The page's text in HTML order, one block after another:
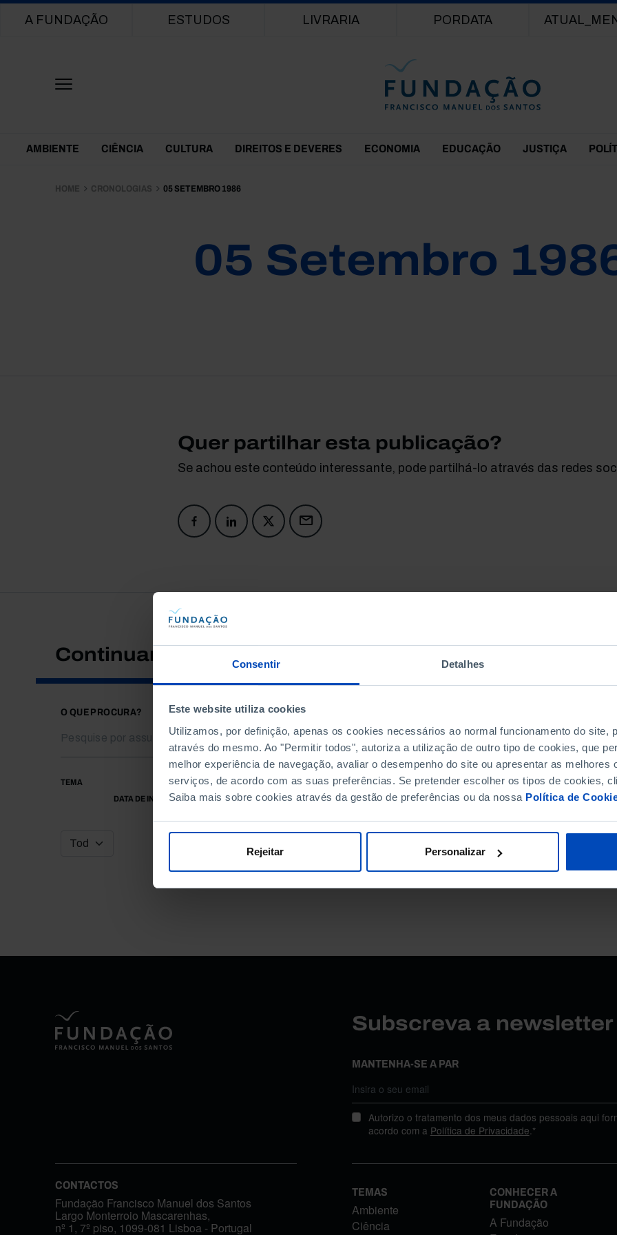
Consentir Detalhes
Este website utiliza cookies
Utilizamos, por definição, apenas os cookies necessários ao normal funcionamento do site,
através do mesmo. Ao "Permitir todos", autoriza a utilização de outro tipo de cookies, que
melhor experiência de navegação, avaliar o desempenho do site ou apresentar as melhores
serviços, de acordo com as suas preferências. Se pretender escolher os tipos de cookies,
Saiba mais sobre cookies através da gestão de preferências ou da nossa Política de
Rejeitar Personalizar
Main navigation
A FUNDAÇÃO ESTUDOS LIVRARIA PORDATA
Themes Menu
AMBIENTE CIÊNCIA CULTURA DIREITOS E DEVERES ECONOMIA EDUCAÇÃO JUSTIÇA
HOME CRONOLOGIAS 05 SETEMBRO 1986
05 Setembro
Quer partilhar esta publicação?
Se achou este conteúdo interessante, pode partilhá-lo através das redes
Continuar a pesquisar
O QUE PROCURA?
TEMA
DATA DE INÍCIO
DATA DE FIM
Subscreva a
MANTENHA-SE A PAR
Autorizo o tratamento dos meus dados pessoais aqui
acordo com a Política de Privacidade.*
CONTACTOS
Fundação Francisco Manuel dos Santos
Largo Monterroio Mascarenhas,
nº 1, 7º piso, 1099-081 Lisboa - Portugal
TEMAS
Ambiente
Ciência
CONHECER A
FUNDAÇÃO
A Fundação